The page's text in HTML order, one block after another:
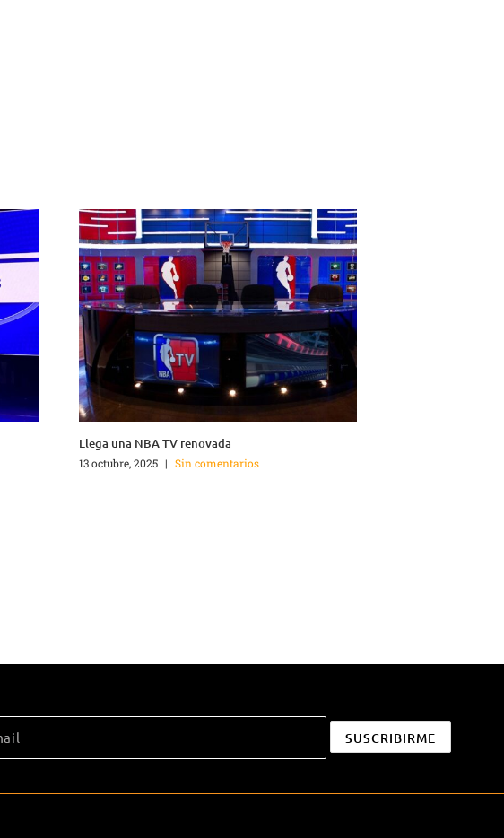
Llega una NBA TV renovada
13 octubre, 2025 | Sin comentarios